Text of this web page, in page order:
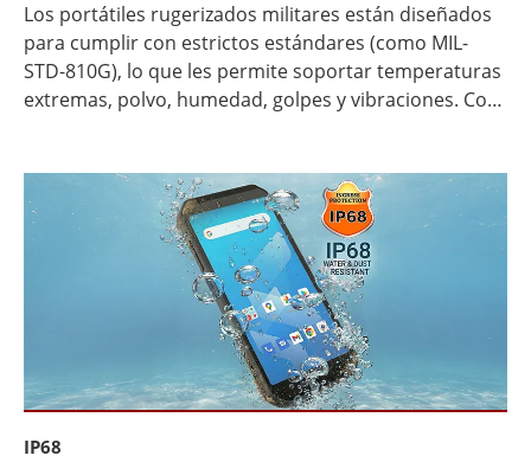
Los portátiles rugerizados militares están diseñados
para cumplir con estrictos estándares (como MIL-
STD-810G), lo que les permite soportar temperaturas
extremas, polvo, humedad, golpes y vibraciones. Con
seguridad avanzada, componentes modulares y
conectividad robusta, ofrecen un rendimiento fiable
en el terreno. Preferidos por personal militar,
equipos de primera respuesta y profesionales de
campo, minimizan el tiempo de inactividad y superan
a los portátiles estándar en entornos hostiles.
Aunque su coste inicial es mayor, su durabilidad y
fiabilidad para misiones críticas aportan un sólido
valor a largo plazo.
IP68